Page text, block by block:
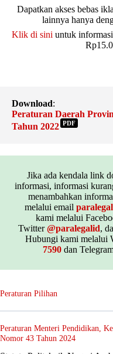
Dapatkan akses bebas
lainnya hanya
Klik di sini untuk
Download:
Peraturan Daerah
Tahun 2022 PDF
Jika ada kendala link
informasi, informasi
menambahkan
melalui email
kami melalui
Twitter@paralegalid,
Hubungi kami melalui
7590dan
Peraturan Pilihan
Peraturan Menteri Pendidikan,
Nomor 43 Tahun 2024